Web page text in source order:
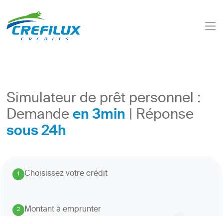
Simulateur de prêt personnel :
Demandeen 3min | Réponse
sous 24h
1. Choisissez votre crédit
2
.
Montant à emprunter